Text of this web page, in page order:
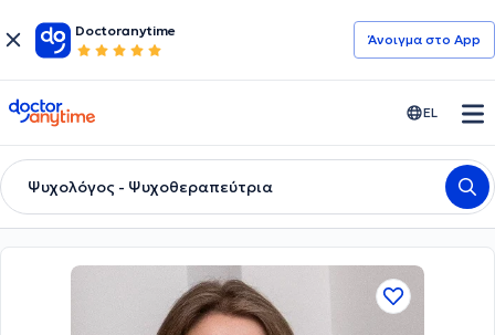
Doctoranytime
Άνοιγμα στο App
doctoranytime EL
Ψυχολόγος - Ψυχοθεραπεύτρια